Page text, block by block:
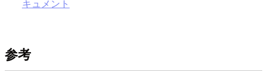
キュメント
参考